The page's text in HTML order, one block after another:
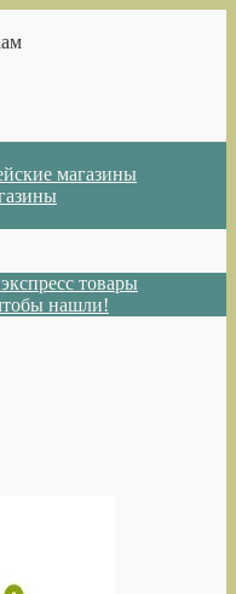
магазины
товары
нашли!